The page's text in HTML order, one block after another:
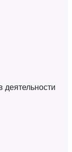
деятельности